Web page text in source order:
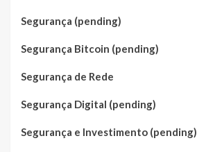
Segurança (pending)
Segurança Bitcoin (pending)
Segurança de Rede
Segurança Digital (pending)
Segurança e Investimento (pending)